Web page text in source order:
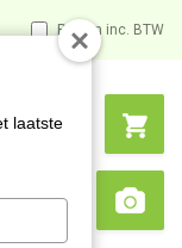
Prijzen inc. BTW
Search
laatste